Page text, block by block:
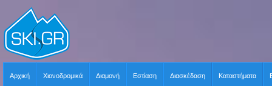
Αρχική Χιονοδρομικά Διαμονή Εστίαση Διασκέδαση Καταστήματα